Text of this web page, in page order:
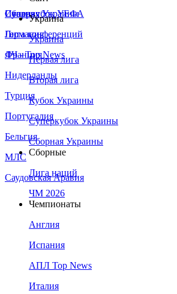
Сборная Украины
Италия
Германия
Франция
Нидерланды
Турция
Португалия
Бельгия
МЛС
Саудовская Аравия
Суперкубок УЕФА
Лига конференций
ЛЧ - Top News
Украина
Украина
Первая лига
Вторая лига
Кубок Украины
Суперкубок Украины
Сборная Украины
Сборные
Лига наций
ЧМ 2026
Чемпионаты
Англия
Испания
АПЛ Top News
Италия